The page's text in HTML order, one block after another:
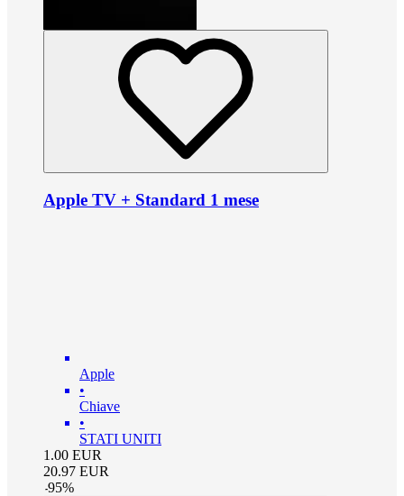
Apple TV + Standard 1 mese
Apple
•
Chiave
•
STATI UNITI
1.00 EUR
20.97 EUR
-95%